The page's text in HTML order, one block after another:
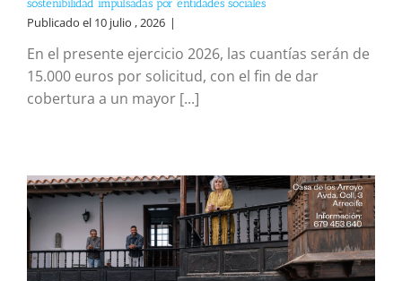
sostenibilidad impulsadas por entidades sociales
Publicado el 10 julio , 2026 |
En el presente ejercicio 2026, las cuantías serán de
15.000 euros por solicitud, con el fin de dar
cobertura a un mayor [...]